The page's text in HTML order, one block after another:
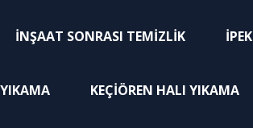
İNŞAAT SONRASI TEMIZLIK
KEÇIÖREN HALI YIKAMA